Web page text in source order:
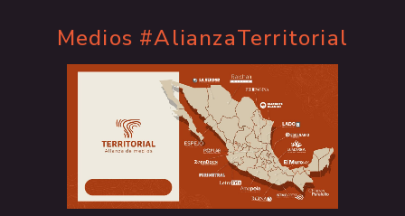
Medios #AlianzaTerritorial